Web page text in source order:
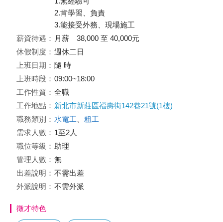
2.肯學習、負責
3.能接受外務、現場施工
薪資待遇： 月薪 38,000 至 40,000元
休假制度： 週休二日
上班日期： 隨 時
上班時段： 09:00~18:00
工作性質： 全職
工作地點： 新北市新莊區福壽街142巷21號(1樓)
職務類別： 水電工
粗工
需求人數： 1至2人
職位等級： 助理
管理人數： 無
出差說明： 不需出差
外派說明： 不需外派
徵才特色